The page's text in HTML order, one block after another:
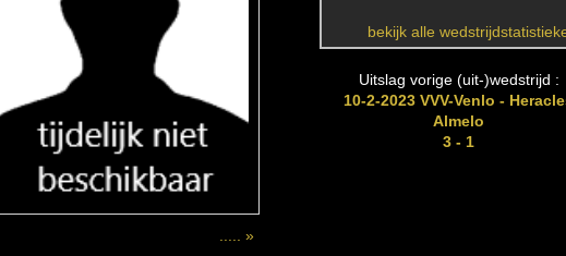
..... »
bekijk alle
Uitslag vorige (uit-)wedstrijd :
10-2-2023 VVV-Venlo -
Almelo
3 - 1